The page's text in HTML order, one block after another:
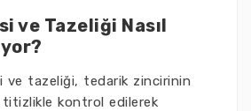
ve Tazeliği Nasıl
ve tazeliği, tedarik zincirinin
titizlikle kontrol edilerek